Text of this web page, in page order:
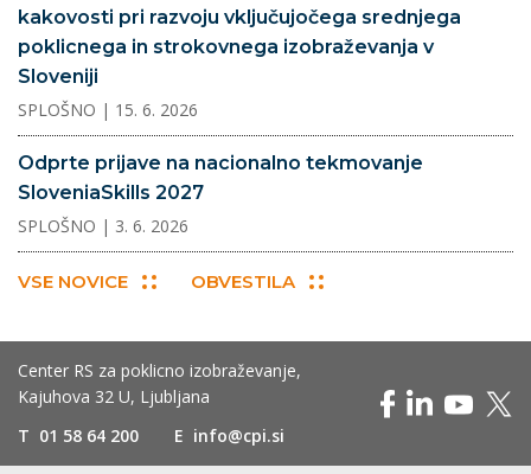
kakovosti pri razvoju vključujočega srednjega
poklicnega in strokovnega izobraževanja v
Sloveniji
SPLOŠNO | 15. 6. 2026
Odprte prijave na nacionalno tekmovanje
SloveniaSkills 2027
SPLOŠNO | 3. 6. 2026
VSE NOVICE OBVESTILA
Center RS za poklicno izobraževanje,
Kajuhova 32 U, Ljubljana
T 01 58 64 200 E info@cpi.si